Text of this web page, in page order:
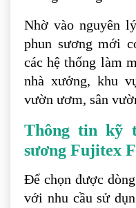
Nhờ vào nguyên
phun sương mới
các hệ thống làm
nhà xưởng, khu
vườn ươm, sân
Thông tin kỹ
sương Fujitex
Để chọn được
với nhu cầu sử